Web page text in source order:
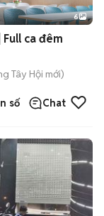
+2
6
ca đêm
Tây Hội mới)
số Chat